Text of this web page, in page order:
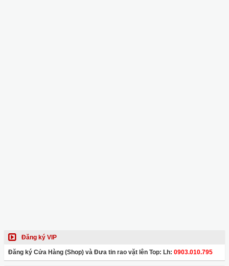
Đăng ký VIP
Đăng ký Cửa Hàng (Shop) và Đưa tin rao vặt lên Top: Lh: 0903.010.795